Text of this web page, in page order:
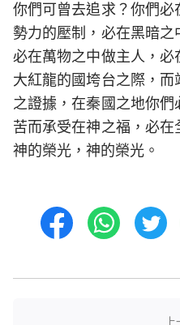
你們可曾去追求？你們
勢力的壓制，必在黑暗之
必在萬物之中做主人，
大紅龍的國垮台之際，
之證據，在秦國之地你
苦而承受在神之福，必在
神的榮光，神的榮光。